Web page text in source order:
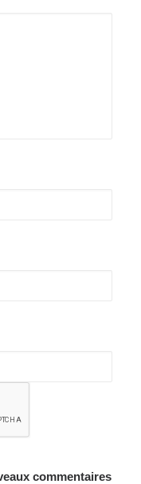
commentaires